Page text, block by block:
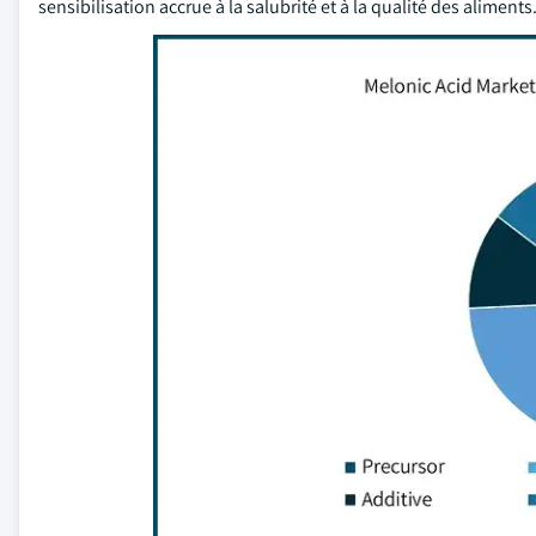
sensibilisation accrue à la salubrité et à la qualité des aliments.